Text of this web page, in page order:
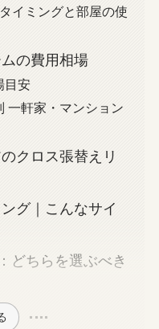
イミングと部屋の使
の費用相場
目安
一軒家・マンション
クロス張替えリ
グ｜こんなサイ
どちらを選ぶべき